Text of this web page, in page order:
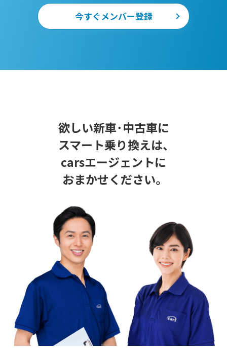
今すぐメンバー登録
欲しい新車･中古車に
スマート乗り換えは、
carsエージェントに
おまかせください。